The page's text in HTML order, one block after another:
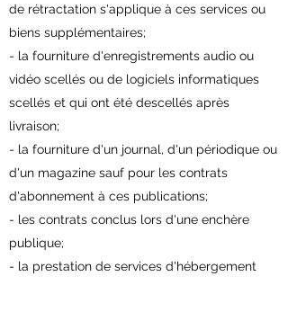
de rétractation s'applique à ces services ou
biens supplémentaires;
- la fourniture d'enregistrements audio ou
vidéo scellés ou de logiciels informatiques
scellés et qui ont été descellés après
livraison;
- la fourniture d'un journal, d'un périodique ou
d'un magazine sauf pour les contrats
d'abonnement à ces publications;
- les contrats conclus lors d'une enchère
publique;
- la prestation de services d'hébergement